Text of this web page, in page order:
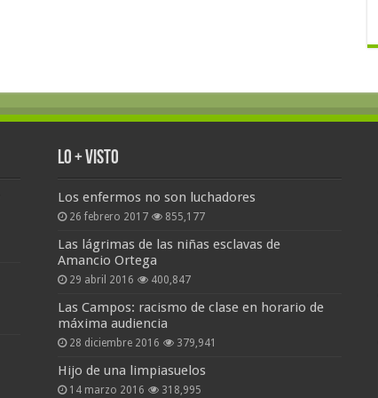
Lo + Visto
Los enfermos no son luchadores
26 febrero 2017 855,177
Las lágrimas de las niñas esclavas de
Amancio Ortega
29 abril 2016 400,847
Las Campos: racismo de clase en horario de
máxima audiencia
28 diciembre 2016 379,941
Hijo de una limpiasuelos
14 marzo 2016 318,995